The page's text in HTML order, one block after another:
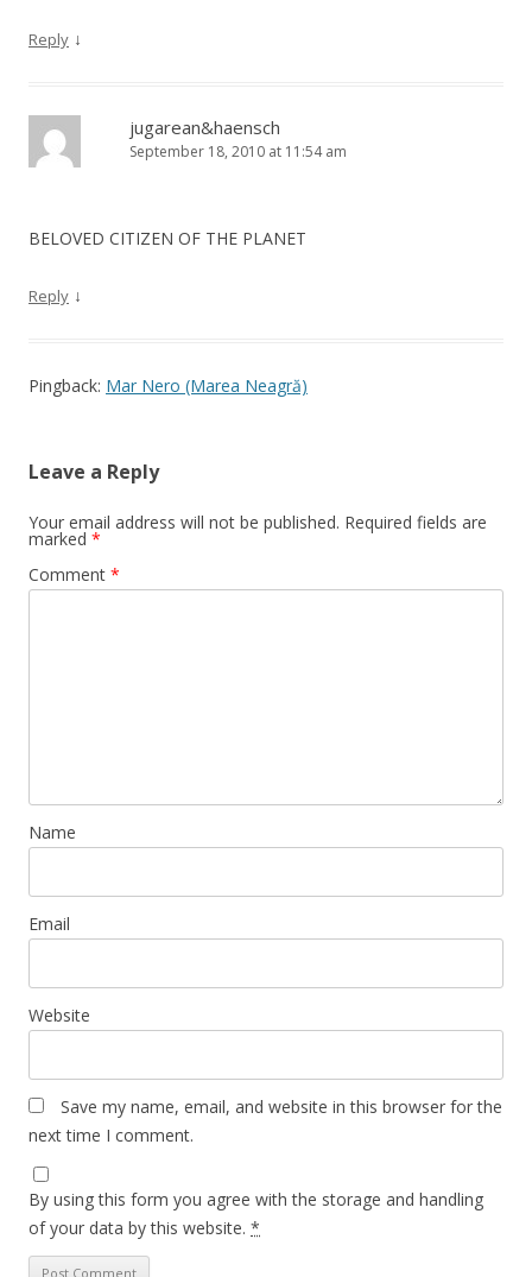
Reply ↓
jugarean&haensch
September 18, 2010 at 11:54 am
BELOVED CITIZEN OF THE PLANET
Reply ↓
Pingback: Mar Nero (Marea Neagră)
Leave a Reply
Your email address will not be published. Required fields are
marked *
Comment *
Name
Email
Website
Save my name, email, and website in this browser for the
next time I comment.
By using this form you agree with the storage and handling
of your data by this website. *